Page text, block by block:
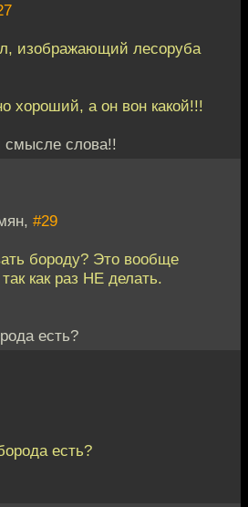
изображающий лесоруба
хороший, а он вон какой!!!
смысле слова!!
#29
бороду? Это вообще
как раз НЕ делать.
есть?
есть?